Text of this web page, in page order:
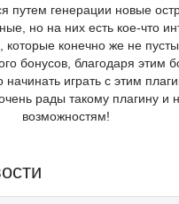
путем генерации новые
но на них есть кое-что
которые конечно же не
бонусов, благодаря этим
начинать играть с этим
рады такому плагину и
возможностям!